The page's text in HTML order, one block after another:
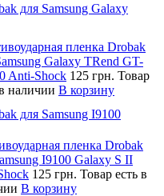
для Samsung Galaxy
пленка Drobak
Galaxy TRend GT-
Anti-Shock 125 грн. Товар
наличии В корзину
для Samsung I9100
пленка Drobak
I9100 Galaxy S II
125 грн. Товар есть в
В корзину